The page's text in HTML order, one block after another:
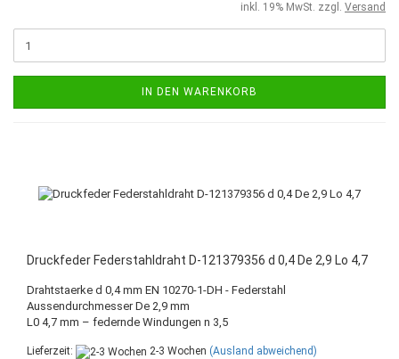
inkl. 19% MwSt. zzgl. Versand
IN DEN WARENKORB
Druckfeder Federstahldraht D-121379356 d 0,4 De 2,9 Lo 4,7
Drahtstaerke d 0,4 mm EN 10270-1-DH - Federstahl
Aussendurchmesser De 2,9 mm
L0 4,7 mm – federnde Windungen n 3,5
Lieferzeit: 2-3 Wochen (Ausland abweichend)